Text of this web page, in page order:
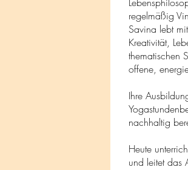
regelmäßig
Savina lebt
Kreativität,
thematischen
offene,
Ihre
nachhaltig
Heute
und leitet das